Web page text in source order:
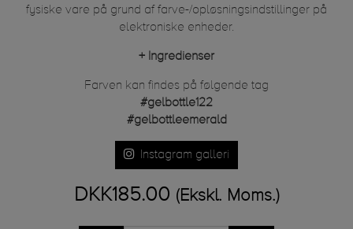
fysiske vare på grund af farve-/opløsningsindstillinger på
elektroniske enheder.
+ Ingredienser
Farven kan findes på følgende tag
#gelbottle122
#gelbottleemerald
Instagram galleri
DKK185.00 (Ekskl. Moms.)